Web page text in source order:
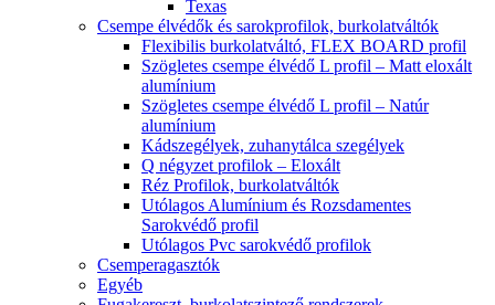
Texas
Csempe élvédők és sarokprofilok, burkolatváltók
Flexibilis burkolatváltó, FLEX BOARD profil
Szögletes csempe élvédő L profil – Matt eloxált
alumínium
Szögletes csempe élvédő L profil – Natúr
alumínium
Kádszegélyek, zuhanytálca szegélyek
Q négyzet profilok – Eloxált
Réz Profilok, burkolatváltók
Utólagos Alumínium és Rozsdamentes
Sarokvédő profil
Utólagos Pvc sarokvédő profilok
Csemperagasztók
Egyéb